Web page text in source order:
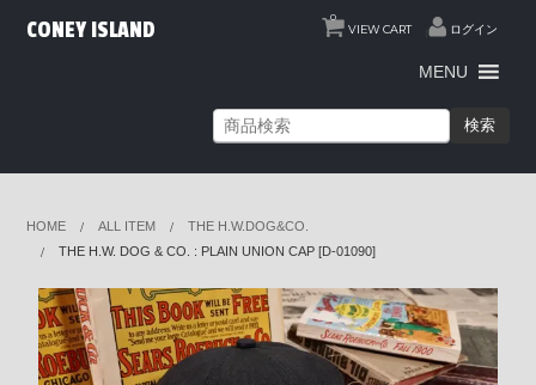
VIEW CART
0
ログイン
CONEY ISLAND
MENU
検索
HOME ALL ITEM
THE H.W.DOG&CO.
THE H.W. DOG & CO. : PLAIN UNION CAP [D-01090]